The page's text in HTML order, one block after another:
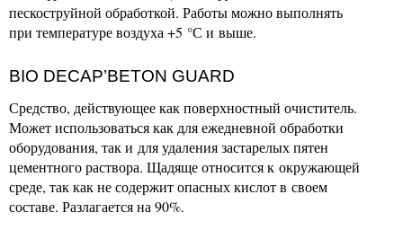
пескоструйной обработкой. Работы можно выполнять
при температуре воздуха +5 °С и выше.
BIO DECAP’BETON GUARD
Средство, действующее как поверхностный очиститель.
Может использоваться как для ежедневной обработки
оборудования, так и для удаления застарелых пятен
цементного раствора. Щадяще относится к окружающей
среде, так как не содержит опасных кислот в своем
составе. Разлагается на 90%.